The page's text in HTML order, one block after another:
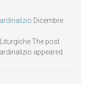
Dicembre
The post
appeared